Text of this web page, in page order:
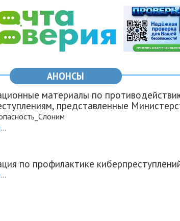
АНОНСЫ
материалы по
представленные
по профилактике